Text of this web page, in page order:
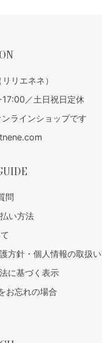
リエネネ）
／土日祝日定休
ラインショップです
問
い方法
方針・個人情報の取扱い
に基づく表示
お忘れの場合